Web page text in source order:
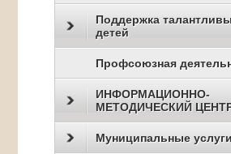
Поддержка
детей
Профсоюзная
ИНФОРМАЦИОННО-
МЕТОДИЧЕСКИЙ
Муниципальные услуги